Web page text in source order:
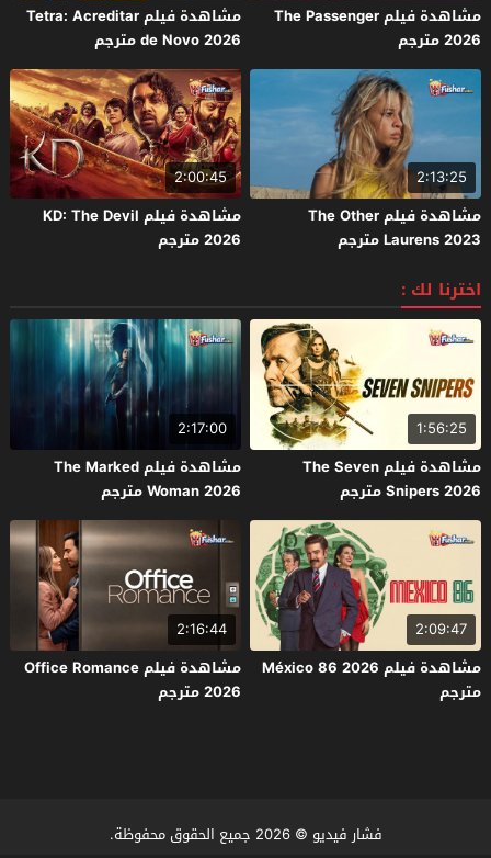
مشاهدة فيلم The Passenger
2026 مترجم
مشاهدة فيلم Tetra: Acreditar
de Novo 2026 مترجم
2:13:25
مشاهدة فيلم The Other
Laurens 2023 مترجم
2:00:45
مشاهدة فيلم KD: The Devil
2026 مترجم
اخترنا لك :
1:56:25
مشاهدة فيلم The Seven
Snipers 2026 مترجم
2:17:00
مشاهدة فيلم The Marked
Woman 2026 مترجم
2:09:47
مشاهدة فيلم México 86 2026
مترجم
2:16:44
مشاهدة فيلم Office Romance
2026 مترجم
فشار فيديو © 2026 جميع الحقوق محفوظة.